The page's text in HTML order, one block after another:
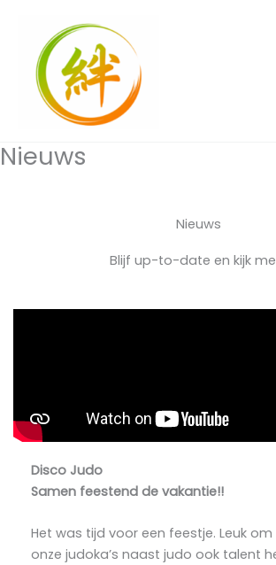
inhoud
Nieuws
Nieuws
Blijf up-to-date en kijk
Disco Judo
Samen feestend de vakantie!!
Het was tijd voor een feestje. Leuk
onze judoka’s naast judo ook talent